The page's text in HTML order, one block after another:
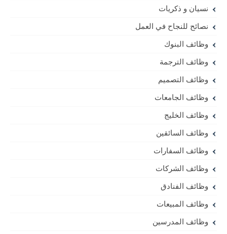
نسيان و ذكريات
نصائح للنجاح في العمل
وظائف البنوك
وظائف الترجمة
وظائف التصميم
وظائف الجامعات
وظائف الخليج
وظائف السائقين
وظائف السفارات
وظائف الشركات
وظائف الفنادق
وظائف المبيعات
وظائف المدرسين